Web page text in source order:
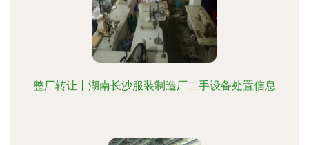
整厂转让丨湖南长沙服装制造厂二手设备处置信息